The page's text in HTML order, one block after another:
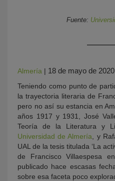
Fuente:
Almería | 18 de mayo de 2020
Teniendo como punto de
la trayectoria literaria de
pero no así su estancia en
años 1917 y 1931, José
Teoría de la Literatura y
Universidad de Almería , y
UAL de la tesis titulada ‘La
de Francisco Villaespesa
publicado hace escasas
sobre esa faceta poco